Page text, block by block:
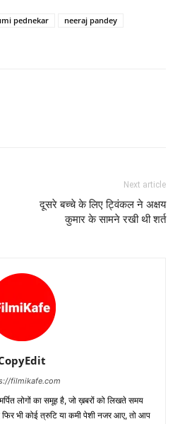
pednekar
neeraj pandey
Next article
दूसरे बच्‍चे के लिए ट्विंकल ने अक्षय
कुमार के सामने रखी थी शर्त
filmikafe.com
लोगों का समूह है, जो ख़बरों को लिखते समय
फिर भी कोई त्रुटि या कमी पेशी नजर आए, तो आप